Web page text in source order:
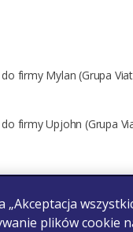
firmy Mylan (Grupa
firmy Upjohn (Grupa
„Akceptacja
plików cookie